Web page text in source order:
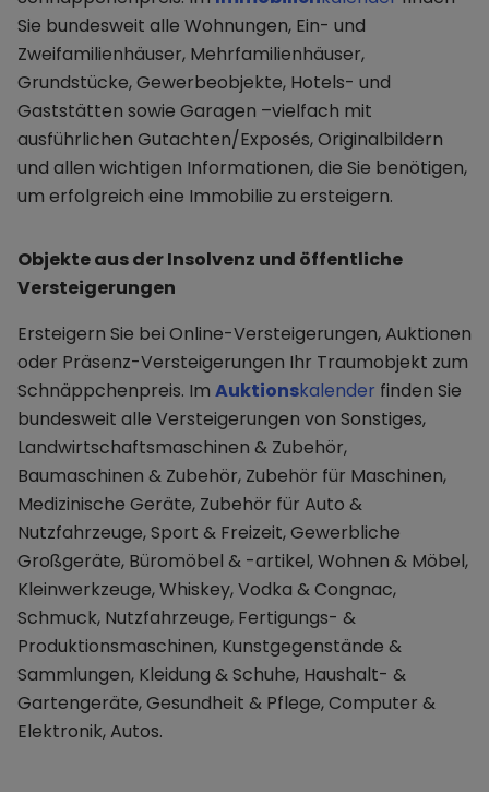
Sie bundesweit alle Wohnungen, Ein- und
Zweifamilienhäuser, Mehrfamilienhäuser,
Grundstücke, Gewerbeobjekte, Hotels- und
Gaststätten sowie Garagen –vielfach mit
ausführlichen Gutachten/Exposés, Originalbildern
und allen wichtigen Informationen, die Sie benötigen,
um erfolgreich eine Immobilie zu ersteigern.
Objekte aus der Insolvenz und öffentliche
Versteigerungen
Ersteigern Sie bei Online-Versteigerungen, Auktionen
oder Präsenz-Versteigerungen Ihr Traumobjekt zum
Schnäppchenpreis. Im Auktionskalender finden Sie
bundesweit alle Versteigerungen von Sonstiges,
Landwirtschaftsmaschinen & Zubehör,
Baumaschinen & Zubehör, Zubehör für Maschinen,
Medizinische Geräte, Zubehör für Auto &
Nutzfahrzeuge, Sport & Freizeit, Gewerbliche
Großgeräte, Büromöbel & -artikel, Wohnen & Möbel,
Kleinwerkzeuge, Whiskey, Vodka & Congnac,
Schmuck, Nutzfahrzeuge, Fertigungs- &
Produktionsmaschinen, Kunstgegenstände &
Sammlungen, Kleidung & Schuhe, Haushalt- &
Gartengeräte, Gesundheit & Pflege, Computer &
Elektronik, Autos.